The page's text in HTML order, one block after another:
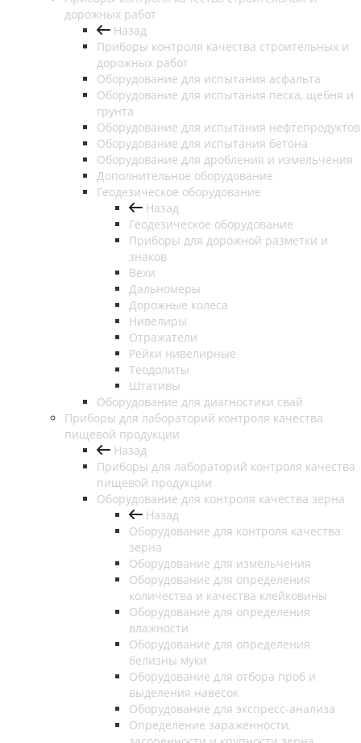
дорожных работ
Назад
Приборы контроля качества строительных и
дорожных работ
Оборудование для испытания асфальта
Оборудование для испытания песка, щебня и
грунта
Оборудование для испытания нефтепродуктов
Оборудование для испытания бетона
Оборудование для дробления и измельчения
Дополнительное оборудование
Геодезическое оборудование
Назад
Геодезическое оборудование
Приборы для дорожной разметки и
знаков
Вехи
Дальномеры
Дорожные колеса
Нивелиры
Отражатели
Рейки нивелирные
Теодолиты
Штативы
Оборудование для диагностики свай
Приборы для лабораторий контроля качества
пищевой продукции
Назад
Приборы для лабораторий контроля качества
пищевой продукции
Оборудование для контроля качества зерна
Назад
Оборудование для контроля качества
зерна
Оборудование для измельчения
Оборудование для определения
количества и качества клейковины
Оборудование для определения
влажности
Оборудование для определения
белизны муки
Оборудование для отбора проб и
выделения навесок
Оборудование для экспресс-анализа
Определение зараженности,